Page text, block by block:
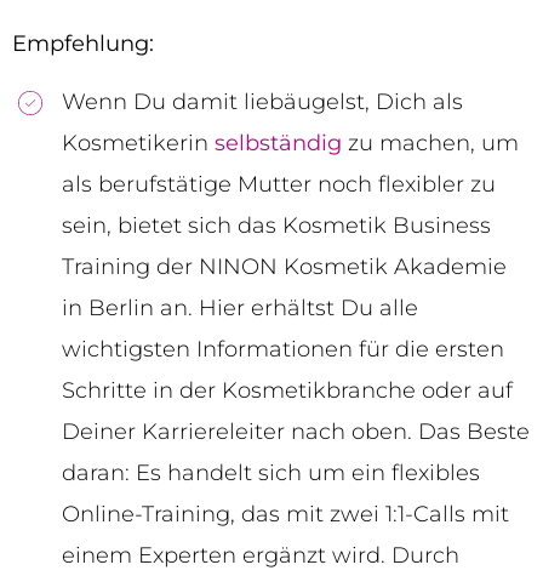
Empfehlung:
Wenn Du damit liebäugelst, Dich als
Kosmetikerin selbständig zu machen, um
als berufstätige Mutter noch flexibler zu
sein, bietet sich das Kosmetik Business
Training der NINON Kosmetik Akademie
in Berlin an. Hier erhältst Du alle
wichtigsten Informationen für die ersten
Schritte in der Kosmetikbranche oder auf
Deiner Karriereleiter nach oben. Das Beste
daran: Es handelt sich um ein flexibles
Online-Training, das mit zwei 1:1-Calls mit
einem Experten ergänzt wird. Durch